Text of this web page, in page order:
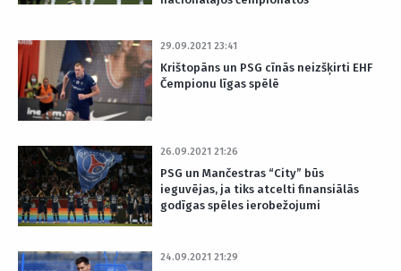
29.09.2021 23:41
Krištopāns un PSG cīnās neizšķirti EHF
Čempionu līgas spēlē
26.09.2021 21:26
PSG un Mančestras “City” būs
ieguvējas, ja tiks atcelti finansiālās
godīgas spēles ierobežojumi
24.09.2021 21:29